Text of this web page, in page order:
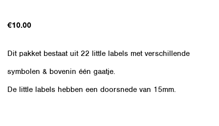
€10.00
Dit pakket bestaat uit 22 little labels met verschillende
symbolen & bovenin één gaatje.
De little labels hebben een doorsnede van 15mm.